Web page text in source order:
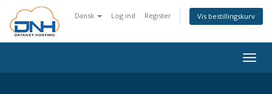
Dansk Log ind Register Vis bestillingskurv